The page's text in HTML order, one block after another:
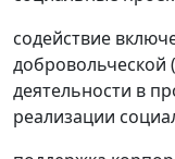
содействие
добровольческой
деятельности в
реализации